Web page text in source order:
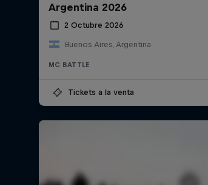
Argentina 2026
2 Octubre 2026
Buenos Aires, Argentina
MC BATTLE
Tickets a la venta